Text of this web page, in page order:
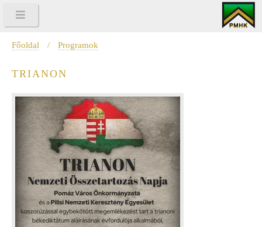
Főoldal / Programok
TRIANON